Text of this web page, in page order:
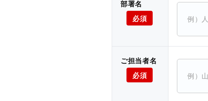
部署名
必須
ご担当者名
必須